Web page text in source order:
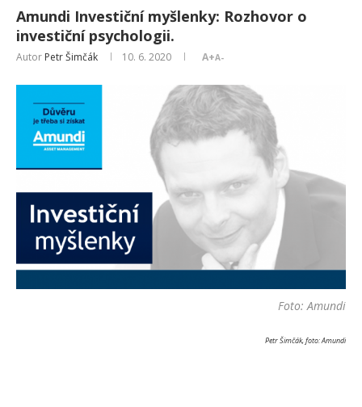
Amundi Investiční myšlenky: Rozhovor o
investiční psychologii.
Autor Petr Šimčák 10. 6. 2020 A+A-
Foto: Amundi
Petr Šimčák, foto: Amundi